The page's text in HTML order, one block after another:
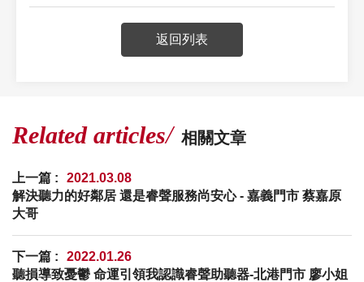
返回列表
Related articles 相關文章
上一篇 :
2021.03.08
解決聽力的好鄰居 還是睿聲服務尚安心 - 嘉義門市 蔡嘉原
大哥
下一篇 :
2022.01.26
聽損導致憂鬱 命運引領我認識睿聲助聽器-北港門市 廖小姐